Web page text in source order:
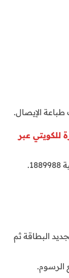
طباعة الإيصال.
للكويتي عبر
البطاقة ثم
الرسوم.